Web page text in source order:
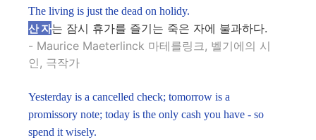
The living is just the dead on holidy.
산 자는 잠시 휴가를 즐기는 죽은 자에 불과하다.
- Maurice Maeterlinck 마테를링크, 벨기에의 시
인, 극작가
Yesterday is a cancelled check; tomorrow is a
promissory note; today is the only cash you have - so
spend it wisely.